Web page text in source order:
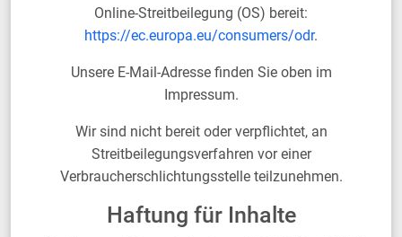
Online-Streitbeilegung (OS) bereit:
https://ec.europa.eu/consumers/odr.
Unsere E-Mail-Adresse finden Sie oben im
Impressum.
Wir sind nicht bereit oder verpflichtet, an
Streitbeilegungsverfahren vor einer
Verbraucherschlichtungsstelle teilzunehmen.
Haftung für Inhalte